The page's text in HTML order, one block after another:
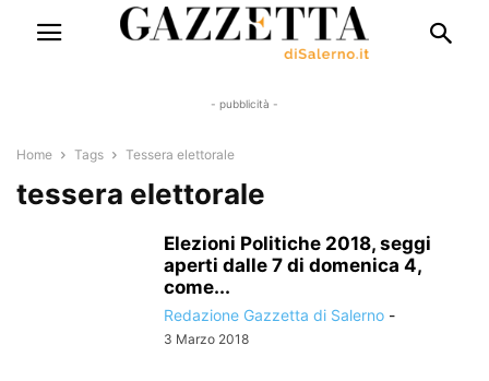
- pubblicità -
Home Tags Tessera elettorale
tessera elettorale
Elezioni Politiche 2018, seggi
aperti dalle 7 di domenica 4,
come...
Redazione Gazzetta di Salerno -
3 Marzo 2018